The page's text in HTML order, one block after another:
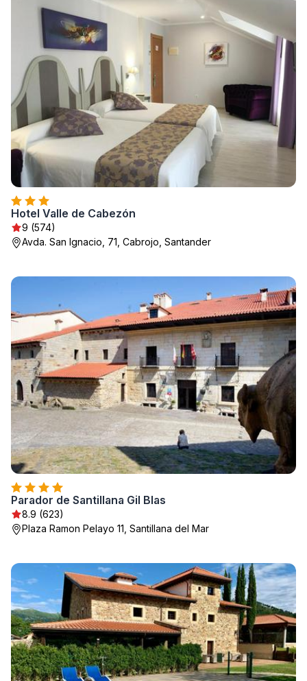
Hotel Valle de Cabezón
9 (574)
Avda. San Ignacio, 71, Cabrojo, Santander
Parador de Santillana Gil Blas
8.9 (623)
Plaza Ramon Pelayo 11, Santillana del Mar